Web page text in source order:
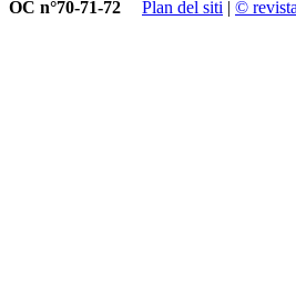
OC n°70-71-72 Plan del siti | ©